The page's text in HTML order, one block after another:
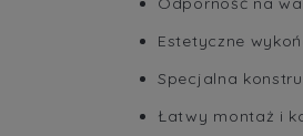
Estetyczne
Specjalna
Łatwy montaż i